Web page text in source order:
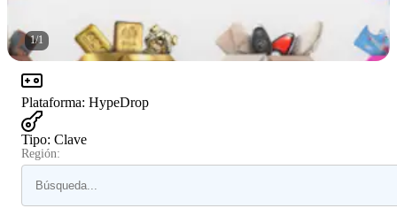
1/1
Plataforma: HypeDrop
Tipo: Clave
Región: